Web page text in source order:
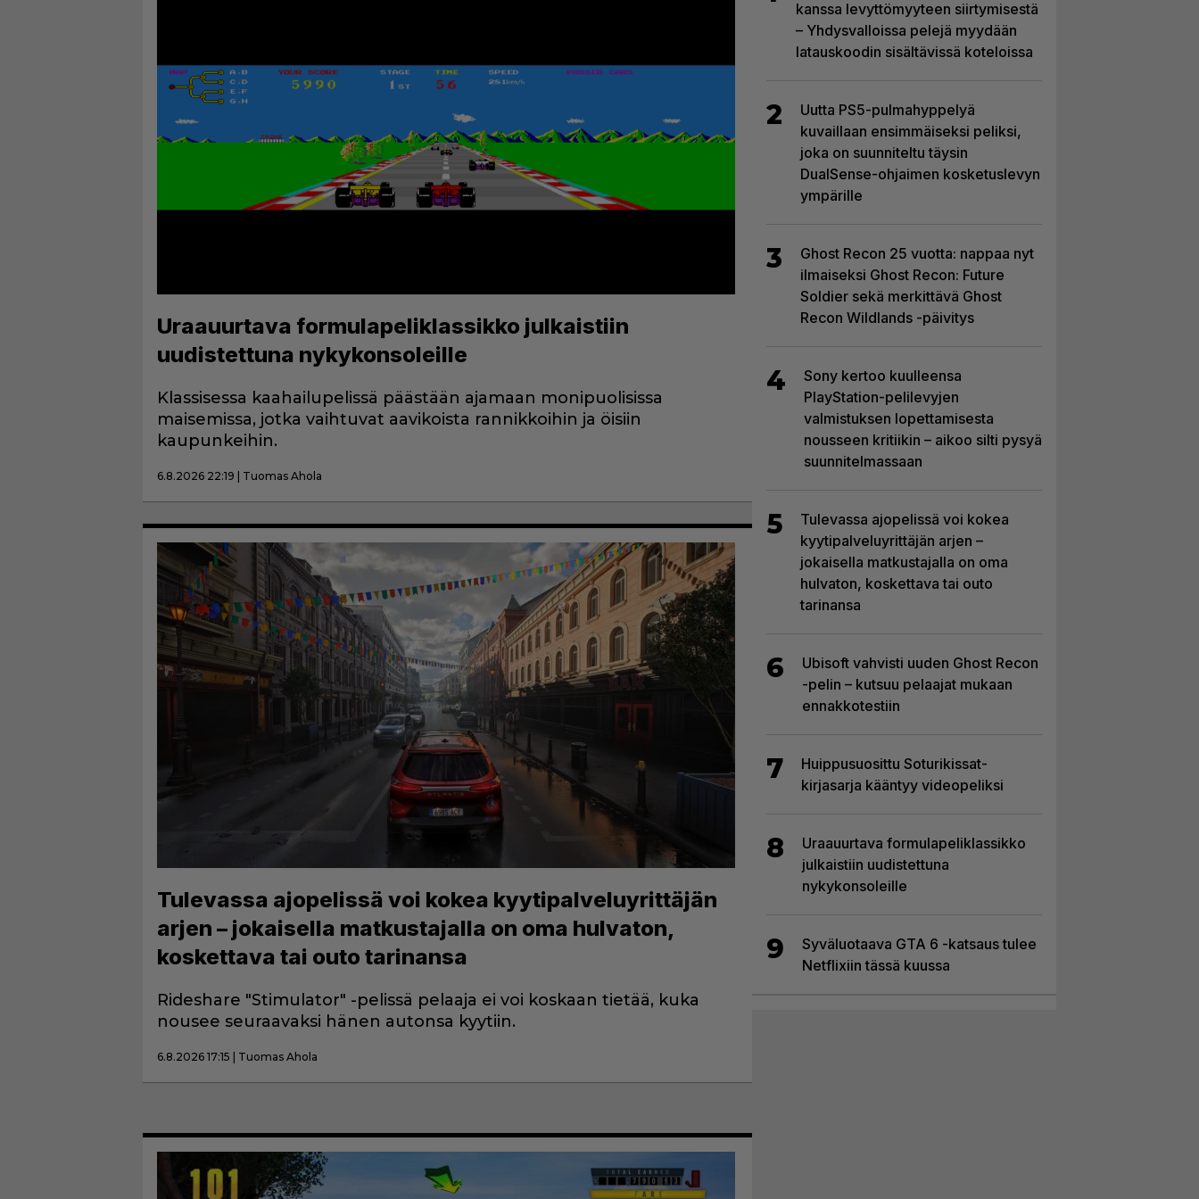
Uraauurtava formulapeliklassikko julkaistiin
uudistettuna nykykonsoleille
Klassisessa kaahailupelissä päästään ajamaan monipuolisissa
maisemissa, jotka vaihtuvat aavikoista rannikkoihin ja öisiin
kaupunkeihin.
6.8.2026 22:19 | Tuomas Ahola
Tulevassa ajopelissä voi kokea kyytipalveluyrittäjän
arjen – jokaisella matkustajalla on oma hulvaton,
koskettava tai outo tarinansa
Rideshare "Stimulator" -pelissä pelaaja ei voi koskaan tietää, kuka
nousee seuraavaksi hänen autonsa kyytiin.
6.8.2026 17:15 | Tuomas Ahola
kanssa levyttömyyteen siirtymisestä
– Yhdysvalloissa pelejä myydään
latauskoodin sisältävissä koteloissa
2
Uutta PS5-pulmahyppelyä
kuvaillaan ensimmäiseksi peliksi,
joka on suunniteltu täysin
DualSense-ohjaimen kosketuslevyn
ympärille
3
Ghost Recon 25 vuotta: nappaa nyt
ilmaiseksi Ghost Recon: Future
Soldier sekä merkittävä Ghost
Recon Wildlands -päivitys
4
Sony kertoo kuulleensa
PlayStation-pelilevyjen
valmistuksen lopettamisesta
nousseen kritiikin – aikoo silti pysyä
suunnitelmassaan
5
Tulevassa ajopelissä voi kokea
kyytipalveluyrittäjän arjen –
jokaisella matkustajalla on oma
hulvaton, koskettava tai outo
tarinansa
6
Ubisoft vahvisti uuden Ghost Recon
-pelin – kutsuu pelaajat mukaan
ennakkotestiin
7
Huippusuosittu Soturikissat-
kirjasarja kääntyy videopeliksi
8
Uraauurtava formulapeliklassikko
julkaistiin uudistettuna
nykykonsoleille
9
Syväluotaava GTA 6 -katsaus tulee
Netflixiin tässä kuussa